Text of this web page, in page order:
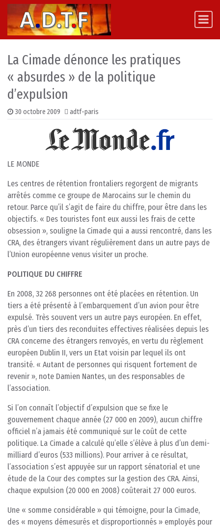
Skip to content
Main Navigation
La Cimade dénonce les pratiques
« absurdes » de la politique
d’expulsion
30 octobre 2009 adtf-paris
LE MONDE
Les centres de rétention frontaliers regorgent de migrants
arrêtés comme ce groupe de Marocains sur le chemin du
retour. Parce qu’il s’agit de faire du chiffre, pour être dans les
objectifs. « Des touristes font eux aussi les frais de cette
obsession », souligne la Cimade qui a aussi rencontré, dans les
CRA, des étrangers vivant régulièrement dans un autre pays de
l’Union européenne venus visiter un proche.
POLITIQUE DU CHIFFRE
En 2008, 32 268 personnes ont été placées en rétention. Un
tiers a été présenté à l’embarquement d’un avion pour être
expulsé. Très souvent vers un autre pays européen. En effet,
près d’un tiers des reconduites effectives réalisées depuis les
CRA concerne des étrangers renvoyés, en vertu du règlement
européen Dublin II, vers un Etat voisin par lequel ils ont
transité. « Autant de personnes qui risquent fortement de
revenir », note Damien Nantes, un des responsables de
l’association.
Si l’on connaît l’objectif d’expulsion que se fixe le
gouvernement chaque année (27 000 en 2009), aucun chiffre
officiel n’a jamais été communiqué sur le coût de cette
politique. La Cimade a calculé qu’elle s’élève à plus d’un demi-
milliard d’euros (533 millions). Pour arriver à ce résultat,
l’association s’est appuyée sur un rapport sénatorial et une
étude de la Cour des comptes sur la gestion des CRA. Ainsi,
chaque expulsion (20 000 en 2008) coûterait 27 000 euros.
Une « somme considérable » qui témoigne, pour la Cimade,
des « moyens démesurés et disproportionnés » employés pour